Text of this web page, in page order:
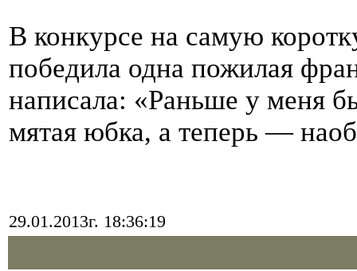
B конкурсe на самую
победила одна пожилая
написала: «Раньше у меня
мятая юбка, а теперь —
29.01.2013г. 18:36:19